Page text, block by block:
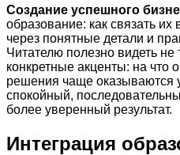
Создание успешного
образование: как связать
через понятные детали и
Читателю полезно видеть
конкретные акценты: на что
решения чаще оказываются
спокойный,
более уверенный результат.
Интеграция